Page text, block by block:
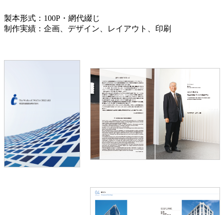
製本形式：100P・網代綴じ
制作実績：企画、デザイン、レイアウト、印刷